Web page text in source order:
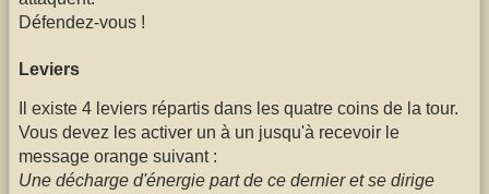
Défendez-vous !
Leviers
Il existe 4 leviers répartis dans les quatre coins de la tour.
Vous devez les activer un à un jusqu'à recevoir le
message orange suivant :
Une décharge d'énergie part de ce dernier et se dirige